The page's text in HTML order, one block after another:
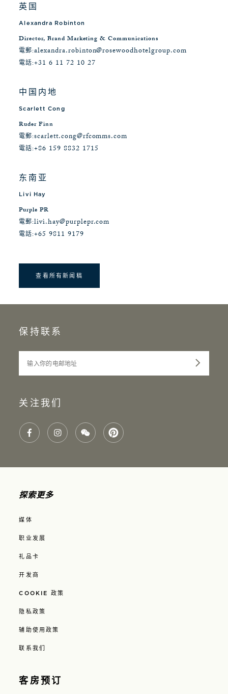
英国
Alexandra Robinton
Director, Brand Marketing & Communications
電郵:alexandra.robinton@rosewoodhotelgroup.com
電話:+31 6 11 72 10 27
中国内地
Scarlett Cong
Ruder Finn
電郵:scarlett.cong@rfcomms.com
電話:+86 159 8832 1715
东南亚
Livi Hay
Purple PR
電郵:livi.hay@purplepr.com
電話:+65 9811 9179
查看所有新闻稿
保持联系
关注我们
探索更多
媒体
职业发展
礼品卡
开发商
COOKIE 政策
隐私政策
辅助使用政策
联系我们
客房预订